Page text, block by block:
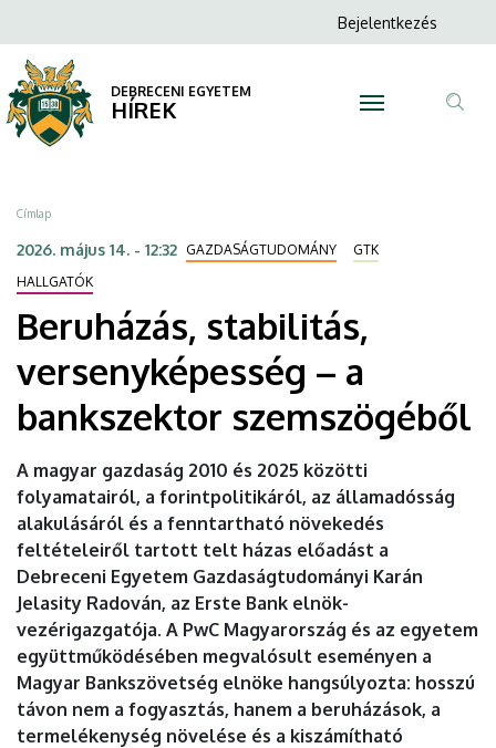
stabilitás,
versenyképesség
a
bankszektor
szemszögéből
DEBRECENI
EGYETEM
a
tartalomra
Anonim
menüje
Bejelentkezés
DEBRECENI EGYETEM
HÍREK
Morzsa
Címlap
2026. május 14. - 12:32 GAZDASÁGTUDOMÁNY
GTK
HALLGATÓK
Beruházás, stabilitás,
versenyképesség – a
bankszektor szemszögéből
A magyar gazdaság 2010 és 2025 közötti
folyamatairól, a forintpolitikáról, az államadósság
alakulásáról és a fenntartható növekedés
feltételeiről tartott telt házas előadást a
Debreceni Egyetem Gazdaságtudományi Karán
Jelasity Radován, az Erste Bank elnök-
vezérigazgatója. A PwC Magyarország és az egyetem
együttműködésében megvalósult eseményen a
Magyar Bankszövetség elnöke hangsúlyozta: hosszú
távon nem a fogyasztás, hanem a beruházások, a
termelékenység növelése és a kiszámítható